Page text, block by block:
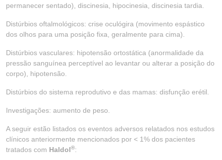
permanecer sentado), discinesia, hipocinesia, discinesia tardia.
Distúrbios oftalmológicos: crise oculógira (movimento espástico
dos olhos para uma posição fixa, geralmente para cima).
Distúrbios vasculares: hipotensão ortostática (anormalidade da
pressão sanguínea perceptível ao levantar ou alterar a posição do
corpo), hipotensão.
Distúrbios do sistema reprodutivo e das mamas: disfunção erétil.
Investigações: aumento de peso.
A seguir estão listados os eventos adversos relatados nos estudos
clínicos anteriormente mencionados por < 1% dos pacientes
tratados com Haldol®: